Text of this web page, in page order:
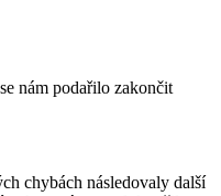
nám podařilo zakončit
chybách následovaly další